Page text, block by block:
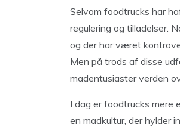
Selvom foodtrucks har
regulering og tilladelser.
og der har været
Men på trods af disse
madentusiaster verden
I dag er foodtrucks
en madkultur, der hylder